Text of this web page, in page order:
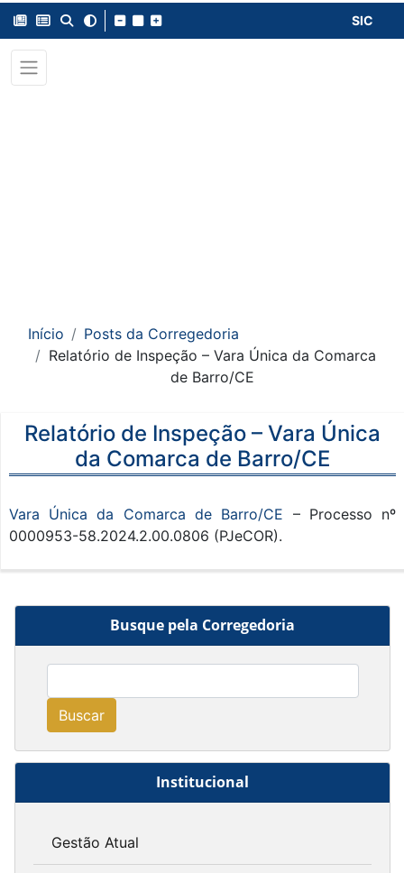
SIC
Início
Posts da Corregedoria
Relatório de Inspeção – Vara Única da Comarca
de Barro/CE
Busque pela Corregedoria
Buscar
Institucional
Gestão Atual
Relatório de Inspeção – Vara Única
da Comarca de Barro/CE
Vara Única da Comarca de Barro/CE – Processo nº
0000953-58.2024.2.00.0806 (PJeCOR).